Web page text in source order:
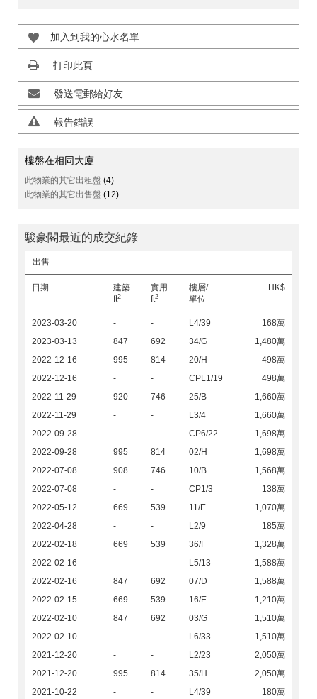
加入到我的心水名單
打印此頁
發送電郵給好友
報告錯誤
樓盤在相同大廈
此物業的其它出租盤 (4)
此物業的其它出售盤 (12)
駿豪閣最近的成交紀錄
出售
日期
建築
ft2
實用
ft2
樓層/
單位
HK$
2023-03-20 - - L4/39
168萬
2023-03-13
847 692 34/G
1,480萬
2022-12-16
995 814 20/H
498萬
2022-12-16
- - CPL1/19
498萬
2022-11-29
920 746 25/B
1,660萬
2022-11-29
- - L3/4
1,660萬
2022-09-28
- - CP6/22
1,698萬
2022-09-28
995 814 02/H
1,698萬
2022-07-08
908 746 10/B
1,568萬
2022-07-08
- - CP1/3
138萬
2022-05-12
669 539 11/E
1,070萬
2022-04-28
- - L2/9
185萬
2022-02-18
669 539 36/F
1,328萬
2022-02-16
- - L5/13
1,588萬
2022-02-16
847 692 07/D
1,588萬
2022-02-15
669 539 16/E
1,210萬
2022-02-10
847 692 03/G
1,510萬
2022-02-10
- - L6/33
1,510萬
2021-12-20
- - L2/23
2,050萬
2021-12-20
995 814 35/H
2,050萬
2021-10-22
- - L4/39 180萬